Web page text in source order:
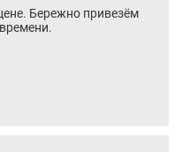
Бережно привезём